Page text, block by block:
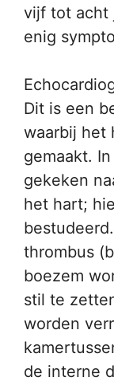
vijf tot acht
enig
Dit is een
waarbij het
gemaakt.
gekeken
het hart;
thrombus
boezem
stil te
worden
de interne